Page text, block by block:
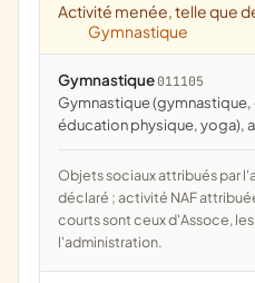
Activité menée, telle que
Gymnastique
Gymnastique 011105
Gymnastique (gymnastique, gymnastique d'entretien,
éducation physique, yoga),
Objets sociaux attribués par l'administration d'après l'objet
déclaré ; activité NAF
courts sont ceux d'Assoce,
l'administration.